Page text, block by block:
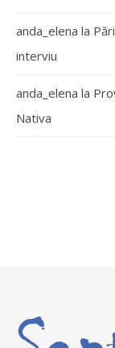
anda_elena la
interviu
anda_elena la
Nativa